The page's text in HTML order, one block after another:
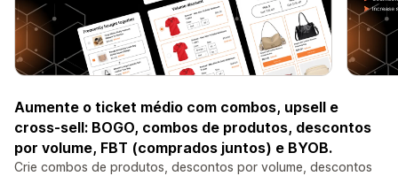
Aumente o ticket médio com combos, upsell e
cross-sell: BOGO, combos de produtos, descontos
por volume, FBT (comprados juntos) e BYOB.
Crie combos de produtos, descontos por volume, descontos